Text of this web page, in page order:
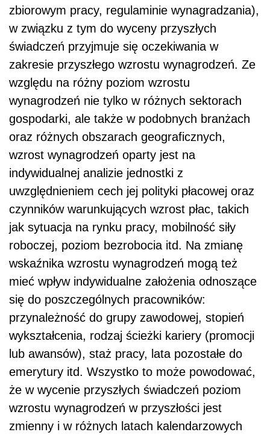
zbiorowym pracy, regulaminie wynagradzania),
w związku z tym do wyceny przyszłych
świadczeń przyjmuje się oczekiwania w
zakresie przyszłego wzrostu wynagrodzeń. Ze
względu na różny poziom wzrostu
wynagrodzeń nie tylko w różnych sektorach
gospodarki, ale także w podobnych branżach
oraz różnych obszarach geograficznych,
wzrost wynagrodzeń oparty jest na
indywidualnej analizie jednostki z
uwzględnieniem cech jej polityki płacowej oraz
czynników warunkujących wzrost płac, takich
jak sytuacja na rynku pracy, mobilność siły
roboczej, poziom bezrobocia itd. Na zmianę
wskaźnika wzrostu wynagrodzeń mogą też
mieć wpływ indywidualne założenia odnoszące
się do poszczególnych pracowników:
przynależność do grupy zawodowej, stopień
wykształcenia, rodzaj ścieżki kariery (promocji
lub awansów), staż pracy, lata pozostałe do
emerytury itd. Wszystko to może powodować,
że w wycenie przyszłych świadczeń poziom
wzrostu wynagrodzeń w przyszłości jest
zmienny i w różnych latach kalendarzowych